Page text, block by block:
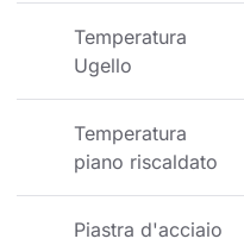
Temperatura
Ugello
Temperatura
piano riscaldato
Piastra d'acciaio